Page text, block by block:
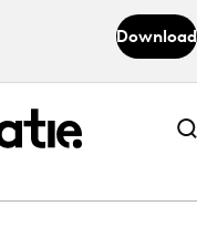
Download
Abonneer nu
Abonneer nu